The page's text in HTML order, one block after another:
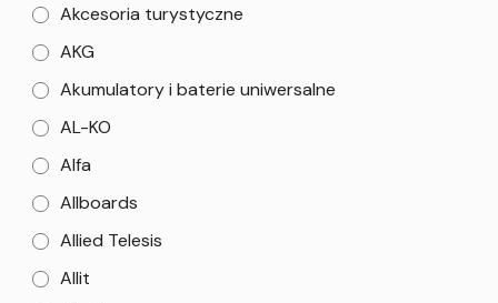
Akcesoria turystyczne
AKG
Akumulatory i baterie uniwersalne
AL-KO
Alfa
Allboards
Allied Telesis
Allit